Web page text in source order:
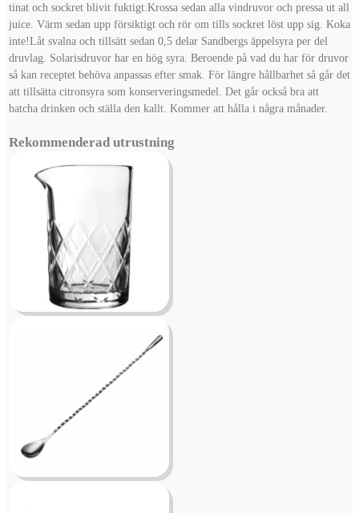
tinat och sockret blivit fuktigt. Krossa sedan alla vindruvor och pressa ut all
juice. Värm sedan upp försiktigt och rör om tills sockret löst upp sig. Koka
inte!Låt svalna och tillsätt sedan 0,5 delar Sandbergs äppelsyra per del
druvlag. Solarisdruvor har en hög syra. Beroende på vad du har för druvor
så kan receptet behöva anpassas efter smak. För längre hållbarhet så går det
att tillsätta citronsyra som konserveringsmedel. Det går också bra att
batcha drinken och ställa den kallt. Kommer att hålla i några månader.
Rekommenderad utrustning